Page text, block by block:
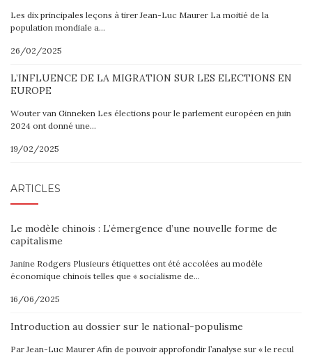
Les dix principales leçons à tirer Jean-Luc Maurer La moitié de la
population mondiale a…
26/02/2025
L’INFLUENCE DE LA MIGRATION SUR LES ELECTIONS EN
EUROPE
Wouter van Ginneken Les élections pour le parlement européen en juin
2024 ont donné une…
19/02/2025
ARTICLES
Le modèle chinois : L’émergence d’une nouvelle forme de
capitalisme
Janine Rodgers Plusieurs étiquettes ont été accolées au modèle
économique chinois telles que « socialisme de…
16/06/2025
Introduction au dossier sur le national-populisme
Par Jean-Luc Maurer Afin de pouvoir approfondir l’analyse sur « le recul